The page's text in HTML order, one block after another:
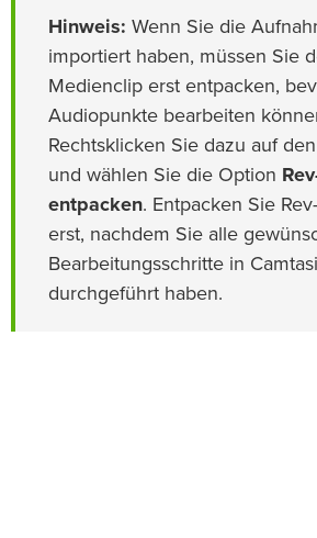
Hinweis: Wenn Sie die
importiert haben, müssen Sie
Medienclip erst entpacken,
Audiopunkte bearbeiten
Rechtsklicken Sie dazu auf
und wählen Sie die Option
entpacken. Entpacken Sie
erst, nachdem Sie alle
Bearbeitungsschritte in
durchgeführt haben.